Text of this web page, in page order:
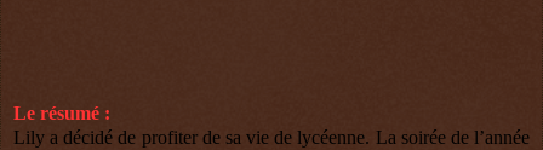
Le résumé :
Lily a décidé de profiter de sa vie de lycéenne. La soirée de l’année